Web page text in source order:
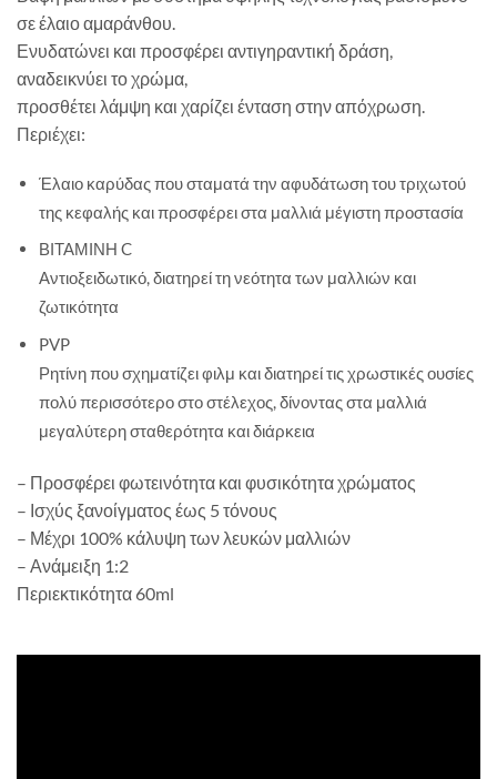
σε έλαιο αμαράνθου.
Ενυδατώνει και προσφέρει αντιγηραντική δράση,
αναδεικνύει το χρώμα,
προσθέτει λάμψη και χαρίζει ένταση στην απόχρωση.
Περιέχει:
Έλαιο καρύδας που σταματά την αφυδάτωση του τριχωτού
της κεφαλής και προσφέρει στα μαλλιά μέγιστη προστασία
ΒΙΤΑΜΙΝΗ C
Αντιοξειδωτικό, διατηρεί τη νεότητα των μαλλιών και
ζωτικότητα
PVP
Ρητίνη που σχηματίζει φιλμ και διατηρεί τις χρωστικές ουσίες
πολύ περισσότερο στο στέλεχος, δίνοντας στα μαλλιά
μεγαλύτερη σταθερότητα και διάρκεια
– Προσφέρει φωτεινότητα και φυσικότητα χρώματος
– Ισχύς ξανοίγματος έως 5 τόνους
– Μέχρι 100% κάλυψη των λευκών μαλλιών
– Ανάμειξη 1:2
Περιεκτικότητα 60ml